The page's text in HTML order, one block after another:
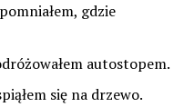
gdzie
autostopem.
się na drzewo.